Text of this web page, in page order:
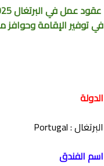
عقود عمل في البرتغال 2025 Employment contracts in Portugal
في توفير الإقامة وحوافز
الدولة
البرتغال : Portugal
اسم الفندق